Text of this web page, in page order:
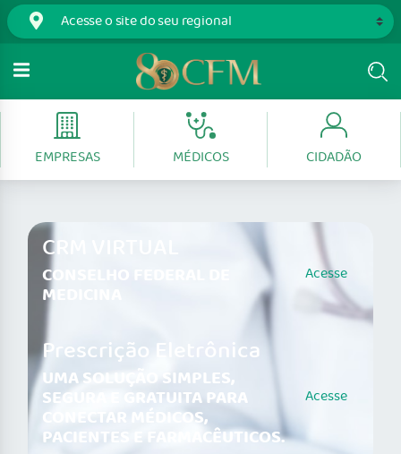
EMPRESAS MÉDICOS CIDADÃO
CRM VIRTUAL
CONSELHO FEDERAL DE
MEDICINA
Acesse
Prescrição Eletrônica
UMA SOLUÇÃO SIMPLES,
SEGURA E GRATUITA PARA
CONECTAR MÉDICOS,
PACIENTES E FARMACÊUTICOS.
Acesse